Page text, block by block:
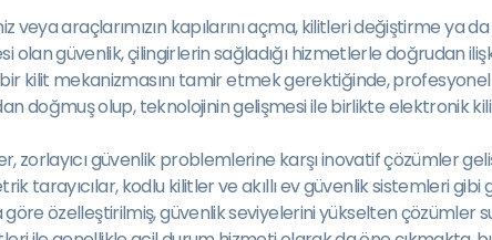
veya araçlarımızın kapılarını açma, kilitleri değiştirme
olan güvenlik, çilingirlerin sağladığı hizmetlerle doğrudan
kilit mekanizmasını tamir etmek gerektiğinde,
doğmuş olup, teknolojinin gelişmesi ile birlikte elektronik
zorlayıcı güvenlik problemlerine karşı inovatif çözümler
tarayıcılar, kodlu kilitler ve akıllı ev güvenlik sistemleri
özelleştirilmiş, güvenlik seviyelerini yükselten çözümler